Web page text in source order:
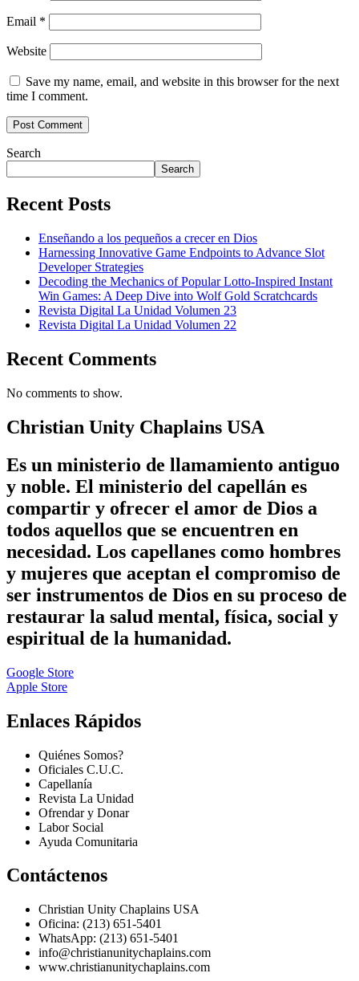
Email *
Website
Save my name, email, and website in this browser for the next
time I comment.
Search
Search
Recent Posts
Enseñando a los pequeños a crecer en Dios
Harnessing Innovative Game Endpoints to Advance Slot
Developer Strategies
Decoding the Mechanics of Popular Lotto-Inspired Instant
Win Games: A Deep Dive into Wolf Gold Scratchcards
Revista Digital La Unidad Volumen 23
Revista Digital La Unidad Volumen 22
Recent Comments
No comments to show.
Christian Unity Chaplains USA
Es un ministerio de llamamiento antiguo
y noble. El ministerio del capellán es
compartir y ofrecer el amor de Dios a
todos aquellos que se encuentren en
necesidad. Los capellanes como hombres
y mujeres que aceptan el compromiso de
ser instrumentos de Dios en su proceso de
restaurar la salud mental, física, social y
espiritual de la humanidad.
Google Store
Apple Store
Enlaces Rápidos
Quiénes Somos?
Oficiales C.U.C.
Capellanía
Revista La Unidad
Ofrendar y Donar
Labor Social
Ayuda Comunitaria
Contáctenos
Christian Unity Chaplains USA
Oficina: (213) 651-5401
WhatsApp: (213) 651-5401
info@christianunitychaplains.com
www.christianunitychaplains.com